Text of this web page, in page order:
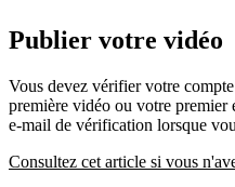
Publier votre vidéo
Vous devez vérifier votre
première vidéo ou votre premier
e-mail de vérification lorsque
Consultez cet article si vous